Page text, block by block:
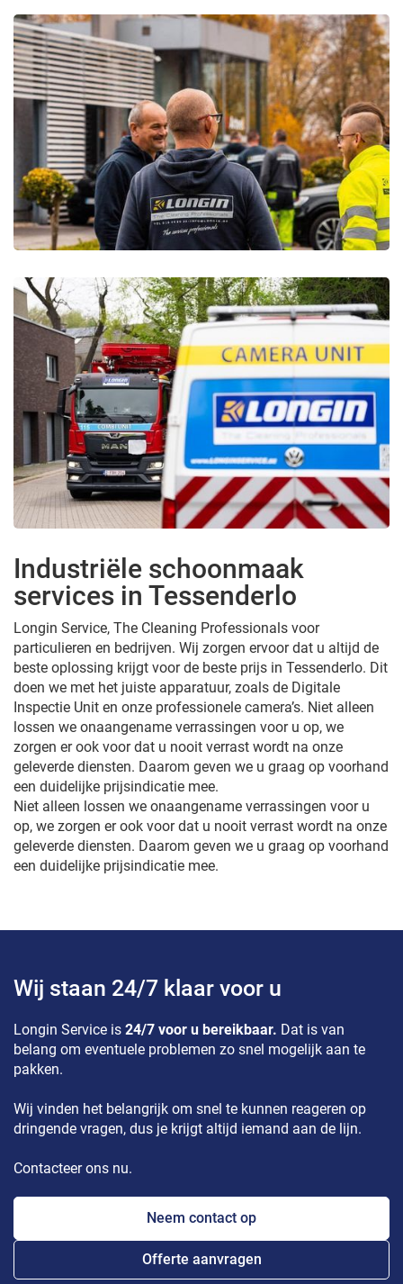
Industriële schoonmaak
services in Tessenderlo
Longin Service, The Cleaning Professionals voor
particulieren en bedrijven. Wij zorgen ervoor dat u altijd de
beste oplossing krijgt voor de beste prijs in Tessenderlo. Dit
doen we met het juiste apparatuur, zoals de Digitale
Inspectie Unit en onze professionele camera’s. Niet alleen
lossen we onaangename verrassingen voor u op, we
zorgen er ook voor dat u nooit verrast wordt na onze
geleverde diensten. Daarom geven we u graag op voorhand
een duidelijke prijsindicatie mee.
Niet alleen lossen we onaangename verrassingen voor u
op, we zorgen er ook voor dat u nooit verrast wordt na onze
geleverde diensten. Daarom geven we u graag op voorhand
een duidelijke prijsindicatie mee.
Wij staan 24/7 klaar voor u
Longin Service is 24/7 voor u bereikbaar. Dat is van
belang om eventuele problemen zo snel mogelijk aan te
pakken.
Wij vinden het belangrijk om snel te kunnen reageren op
dringende vragen, dus je krijgt altijd iemand aan de lijn.
Contacteer ons nu.
Neem contact op
Offerte aanvragen